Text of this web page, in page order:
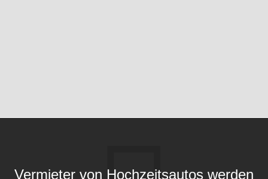
Vermieter von Hochzeitsautos werden